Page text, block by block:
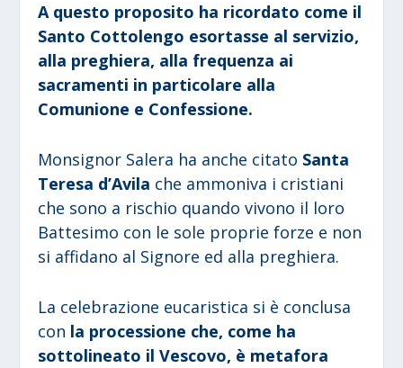
A questo proposito ha ricordato come il
Santo Cottolengo esortasse al servizio,
alla preghiera, alla frequenza ai
sacramenti in particolare alla
Comunione e Confessione.
Monsignor Salera ha anche citato Santa
Teresa d’Avila che ammoniva i cristiani
che sono a rischio quando vivono il loro
Battesimo con le sole proprie forze e non
si affidano al Signore ed alla preghiera.
La celebrazione eucaristica si è conclusa
con la processione che, come ha
sottolineato il Vescovo, è metafora